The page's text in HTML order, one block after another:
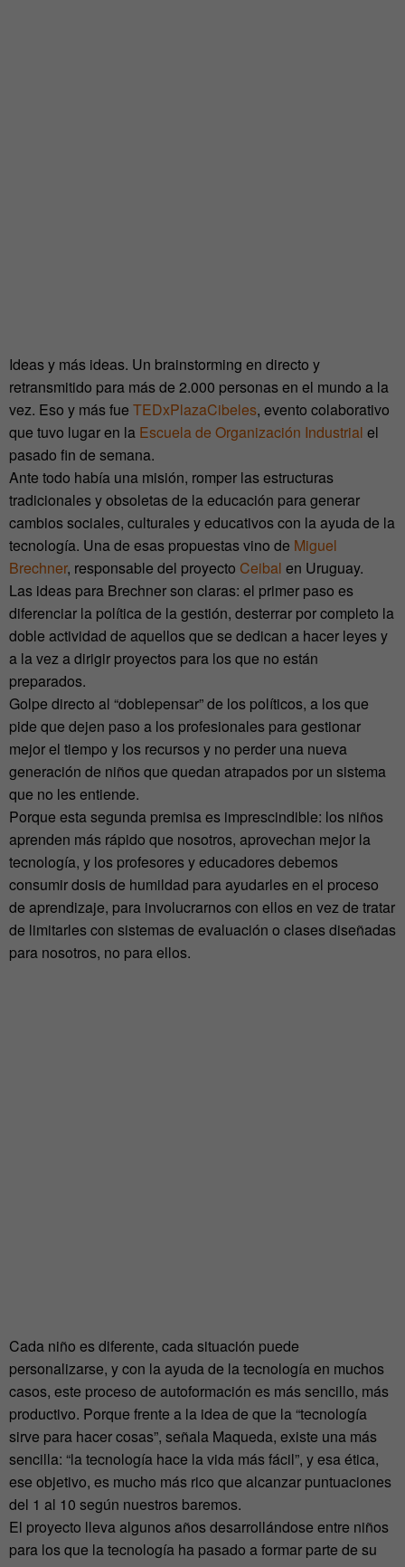
Ideas y más ideas. Un brainstorming en directo y
retransmitido para más de 2.000 personas en el mundo a la
vez. Eso y más fue TEDxPlazaCibeles, evento colaborativo
que tuvo lugar en la Escuela de Organización Industrial el
pasado fin de semana.
Ante todo había una misión, romper las estructuras
tradicionales y obsoletas de la educación para generar
cambios sociales, culturales y educativos con la ayuda de la
tecnología. Una de esas propuestas vino de Miguel
Brechner, responsable del proyecto Ceibal en Uruguay.
Las ideas para Brechner son claras: el primer paso es
diferenciar la política de la gestión, desterrar por completo la
doble actividad de aquellos que se dedican a hacer leyes y
a la vez a dirigir proyectos para los que no están
preparados.
Golpe directo al “doblepensar” de los políticos, a los que
pide que dejen paso a los profesionales para gestionar
mejor el tiempo y los recursos y no perder una nueva
generación de niños que quedan atrapados por un sistema
que no les entiende.
Porque esta segunda premisa es imprescindible: los niños
aprenden más rápido que nosotros, aprovechan mejor la
tecnología, y los profesores y educadores debemos
consumir dosis de humildad para ayudarles en el proceso
de aprendizaje, para involucrarnos con ellos en vez de tratar
de limitarles con sistemas de evaluación o clases diseñadas
para nosotros, no para ellos.
Cada niño es diferente, cada situación puede
personalizarse, y con la ayuda de la tecnología en muchos
casos, este proceso de autoformación es más sencillo, más
productivo. Porque frente a la idea de que la “tecnología
sirve para hacer cosas”, señala Maqueda, existe una más
sencilla: “la tecnología hace la vida más fácil”, y esa ética,
ese objetivo, es mucho más rico que alcanzar puntuaciones
del 1 al 10 según nuestros baremos.
El proyecto lleva algunos años desarrollándose entre niños
para los que la tecnología ha pasado a formar parte de su